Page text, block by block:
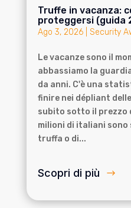
Truffe in vacanza:
proteggersi (guida
Ago 3, 2026| Security
Le vacanze sono il
abbassiamo la
da anni. C'è una
finire nei dépliant
subito sotto il prezzo
milioni di italiani
truffa o di...
Scopri di più